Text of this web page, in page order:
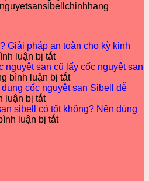
Những
Giải pháp an toàn cho kỳ kinh
luận bị tắtở
Cốc
nguyệt
san
gì?
Giải
nguyệt san cũ lấy cốc nguyệt san
bình luận bị tắtở
Chương
đổi
cốc nguyệt san Sibell dễ
luận bị tắtở
Hướng
dẫn
sibell có tốt không? Nên dùng
luận bị tắtở